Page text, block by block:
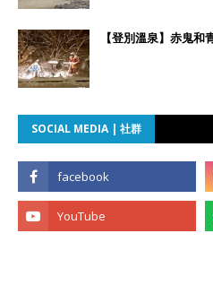
【登別溫泉】赤鬼
SOCIAL MEDIA | 社群